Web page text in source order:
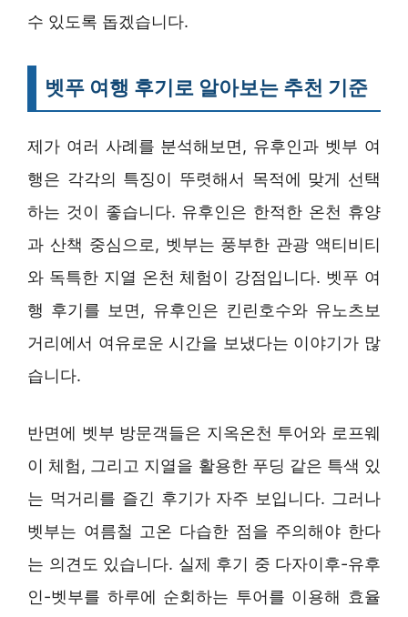
수 있도록 돕겠습니다.
벳푸 여행 후기로 알아보는 추천 기준
제가 여러 사례를 분석해보면, 유후인과 벳부 여
행은 각각의 특징이 뚜렷해서 목적에 맞게 선택
하는 것이 좋습니다. 유후인은 한적한 온천 휴양
과 산책 중심으로, 벳부는 풍부한 관광 액티비티
와 독특한 지열 온천 체험이 강점입니다. 벳푸 여
행 후기를 보면, 유후인은 킨린호수와 유노츠보
거리에서 여유로운 시간을 보냈다는 이야기가 많
습니다.
반면에 벳부 방문객들은 지옥온천 투어와 로프웨
이 체험, 그리고 지열을 활용한 푸딩 같은 특색 있
는 먹거리를 즐긴 후기가 자주 보입니다. 그러나
벳부는 여름철 고온 다습한 점을 주의해야 한다
는 의견도 있습니다. 실제 후기 중 다자이후-유후
인-벳부를 하루에 순회하는 투어를 이용해 효율